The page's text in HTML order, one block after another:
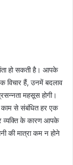
हो सकती है। आपके
विचार हैं, उनमें बदलाव
महसूस होगी।
से संबंधित हर एक
व्यक्ति के कारण आपके
की मात्रा कम न होने